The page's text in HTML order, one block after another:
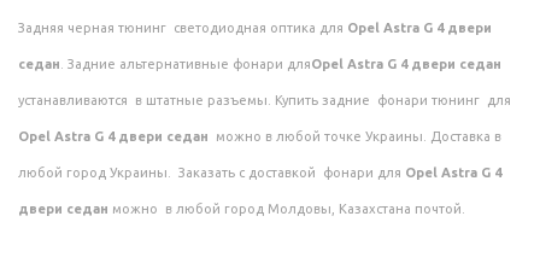
Задняя черная тюнинг светодиодная оптика для Opel Astra G 4 двери
седан . Задние альтернативные фонари дляOpel Astra G 4 двери седан
устанавливаются в штатные разъемы. Купить задние фонари тюнинг для
Opel Astra G 4 двери седан можно в любой точке Украины. Доставка в
любой город Украины. Заказать с доставкой фонари для Opel Astra G 4
двери седан можно в любой город Молдовы, Казахстана почтой.